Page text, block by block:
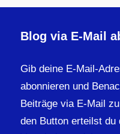
Blog via E-Mail
Gib deine E-Mail-
abonnieren und
Beiträge via E-Mail
den Button erteilst du